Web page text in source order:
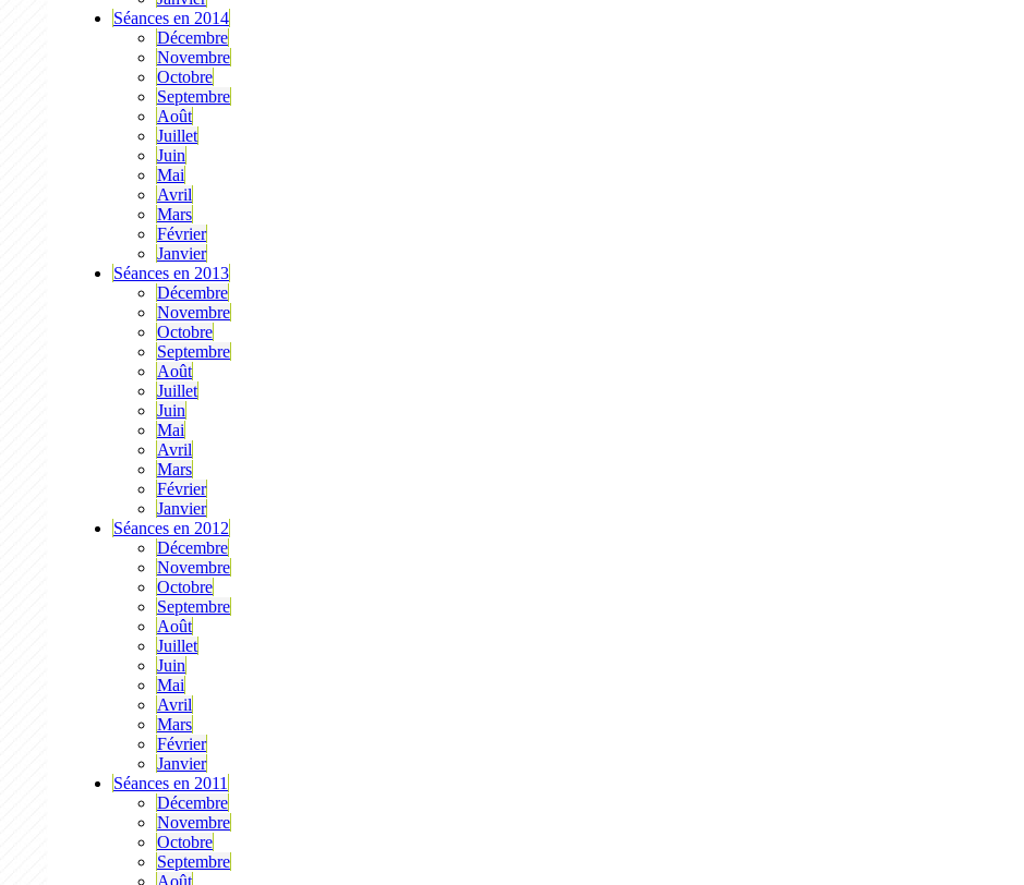
Séances en 2014
Décembre
Novembre
Octobre
Septembre
Août
Juillet
Juin
Mai
Avril
Mars
Février
Janvier
Séances en 2013
Décembre
Novembre
Octobre
Septembre
Août
Juillet
Juin
Mai
Avril
Mars
Février
Janvier
Séances en 2012
Décembre
Novembre
Octobre
Septembre
Août
Juillet
Juin
Mai
Avril
Mars
Février
Janvier
Séances en 2011
Décembre
Novembre
Octobre
Septembre
Août